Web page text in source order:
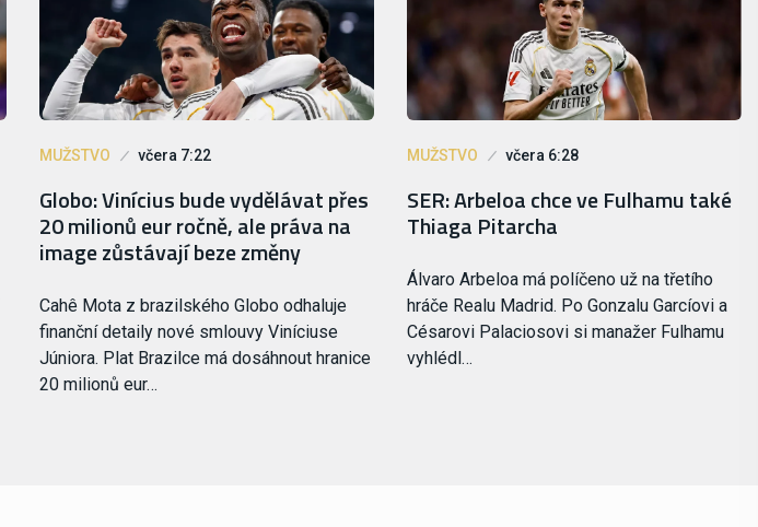
MUŽSTVO včera 7:22
Globo: Vinícius bude vydělávat přes
20 milionů eur ročně, ale práva na
image zůstávají beze změny
Cahê Mota z brazilského Globo odhaluje
finanční detaily nové smlouvy Viníciuse
Júniora. Plat Brazilce má dosáhnout hranice
20 milionů eur…
MUŽSTVO včera 6:28
SER: Arbeloa chce ve Fulhamu také
Thiaga Pitarcha
Álvaro Arbeloa má políčeno už na třetího
hráče Realu Madrid. Po Gonzalu Garcíovi a
Césarovi Palaciosovi si manažer Fulhamu
vyhlédl…